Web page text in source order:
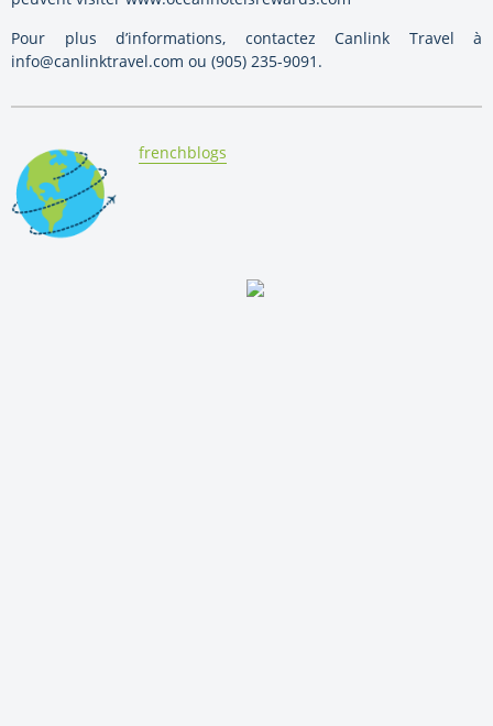
Pour plus d’informations, contactez Canlink Travel à
info@canlinktravel.com ou (905) 235-9091.
By:
frenchblogs